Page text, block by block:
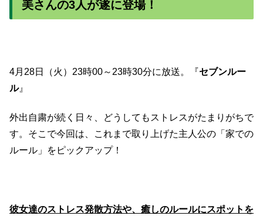
美さんの3人が遂に登場！
4月28日（火）23時00～23時30分に放送。『セブンルー
ル』
外出自粛が続く日々、どうしてもストレスがたまりがちで
す。そこで今回は、これまで取り上げた主人公の「家での
ルール」をピックアップ！
彼女達のストレス発散方法や、癒しのルールにスポットを